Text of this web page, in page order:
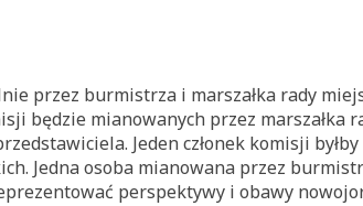
przez burmistrza i marszałka rady
będzie mianowanych przez marszałka
Jeden członek komisji
Jedna osoba mianowana przez
perspektywy i obawy